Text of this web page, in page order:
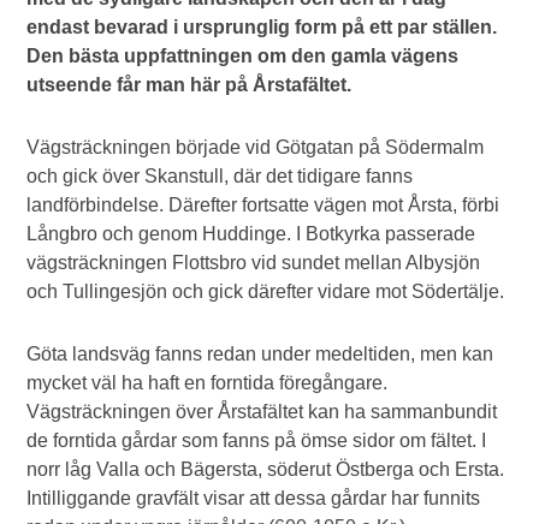
endast bevarad i ursprunglig form på ett par ställen.
Den bästa uppfattningen om den gamla vägens
utseende får man här på Årstafältet.
Vägsträckningen började vid Götgatan på Södermalm
och gick över Skanstull, där det tidigare fanns
landförbindelse. Därefter fortsatte vägen mot Årsta, förbi
Långbro och genom Huddinge. I Botkyrka passerade
vägsträckningen Flottsbro vid sundet mellan Albysjön
och Tullingesjön och gick därefter vidare mot Södertälje.
Göta landsväg fanns redan under medeltiden, men kan
mycket väl ha haft en forntida föregångare.
Vägsträckningen över Årstafältet kan ha sammanbundit
de forntida gårdar som fanns på ömse sidor om fältet. I
norr låg Valla och Bägersta, söderut Östberga och Ersta.
Intilliggande gravfält visar att dessa gårdar har funnits